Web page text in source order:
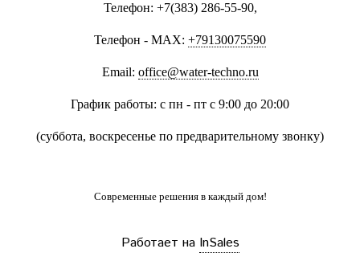
Телефон: +7(383) 286-55-90,
Телефон - MAX: +79130075590
Email: office@water-techno.ru
График работы: с пн - пт с 9:00 до 20:00
(суббота, воскресенье по предварительному звонку)
Современные решенияв каждый дом!
Работает на InSales